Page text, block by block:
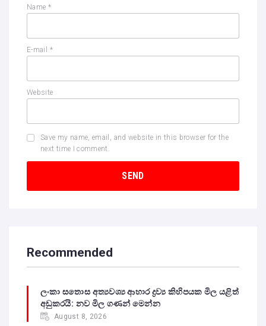
Name *
E-mail *
Website
Save my name, email, and website in this browser for the
next time I comment.
Recommended
ලංකා සතොස අත්‍යවශ්‍ය ආහාර ද්‍රව්‍ය කිහිපයක මිල යළිත්
අඩුකරයි: නව මිල ගණන් මෙන්න
August 8, 2026